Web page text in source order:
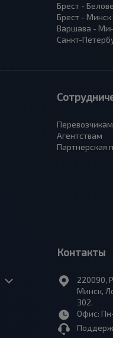
Брест -
Брест - Минск
Варшава -
Санкт-
Перевозчикам
Агентствам
Партнерская
Контакты
220090,
Минск,
302.
Офис: